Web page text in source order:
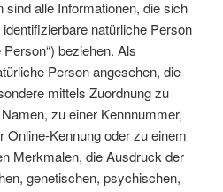
sind alle Informationen, die sich
natürliche Person
beziehen. Als
Person angesehen, die
mittels Zuordnung zu
zu einer Kennnummer,
Online-Kennung oder zu einem
Merkmalen, die Ausdruck der
genetischen, psychischen,